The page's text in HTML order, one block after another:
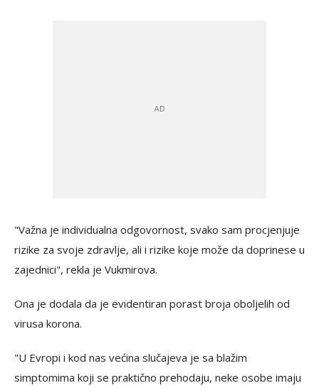
"Važna je individualna odgovornost, svako sam procjenjuje
rizike za svoje zdravlje, ali i rizike koje može da doprinese u
zajednici", rekla je Vukmirova.
Ona je dodala da je evidentiran porast broja oboljelih od
virusa korona.
"U Evropi i kod nas većina slučajeva je sa blažim
simptomima koji se praktično prehodaju, neke osobe imaju